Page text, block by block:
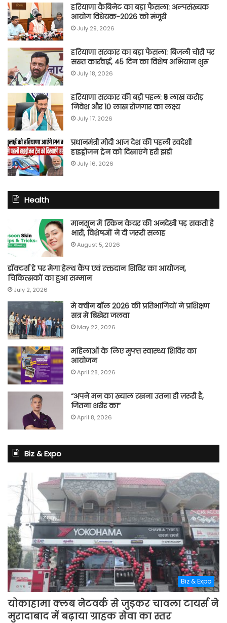
हरियाणा कैबिनेट का बड़ा फैसला: अल्पसंख्यक
आयोग विधेयक-2026 को मंजूरी
July 29, 2026
हरियाणा सरकार का बड़ा फैसला: बिजली चोरी पर
सख्त कार्रवाई, 45 दिन का विशेष अभियान शुरू
July 18, 2026
हरियाणा सरकार की बड़ी पहल: ₹5 लाख करोड़
निवेश और 10 लाख रोजगार का लक्ष्य
July 17, 2026
प्रधानमंत्री मोदी आज देश की पहली स्वदेशी
हाइड्रोजन ट्रेन को दिखाएंगे हरी झंडी
July 16, 2026
Health
मानसून में स्किन केयर की अनदेखी पड़ सकती है
भारी, विशेषज्ञों ने दी जरूरी सलाह
August 5, 2026
डॉक्टर्स डे पर मेगा हेल्थ कैंप एवं रक्तदान शिविर का आयोजन,
चिकित्सकों का हुआ सम्मान
July 2, 2026
मे क्वीन बॉल 2026 की प्रतिभागियों ने प्रशिक्षण
सत्र में बिखेरा जलवा
May 22, 2026
महिलाओं के लिए मुफ्त स्वास्थ्य शिविर का
आयोजन
April 28, 2026
“अपने मन का ख्याल रखना उतना ही ज़रूरी है,
जितना शरीर का”
April 8, 2026
Biz & Expo
Biz & Expo
योकाहामा क्लब नेटवर्क से जुड़कर चावला टायर्स ने
मुरादाबाद में बढ़ाया ग्राहक सेवा का स्तर